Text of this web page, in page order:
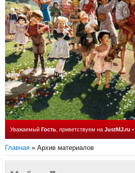
Уважаемый Гость , приветствуем на JustMJ.ru •
Главная » Архив материалов